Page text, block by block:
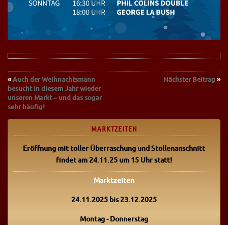
«Auch der Weihnachtsmann
besucht in diesem Jahr wieder
unseren Markt – und das sogar
sehr häufig!
Nächster Beitrag »
MARKTZEITEN
Eröffnung mit toller Überraschung und Stollenanschnitt
findet am 24.11.25 um 15 Uhr statt!
Marktzeiten
24.11.2025 bis 23.12.2025
Montag - Donnerstag